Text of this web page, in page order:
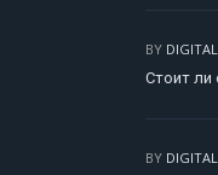
BY
Стоит ли
BY